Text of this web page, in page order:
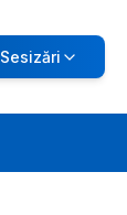
Sesizări